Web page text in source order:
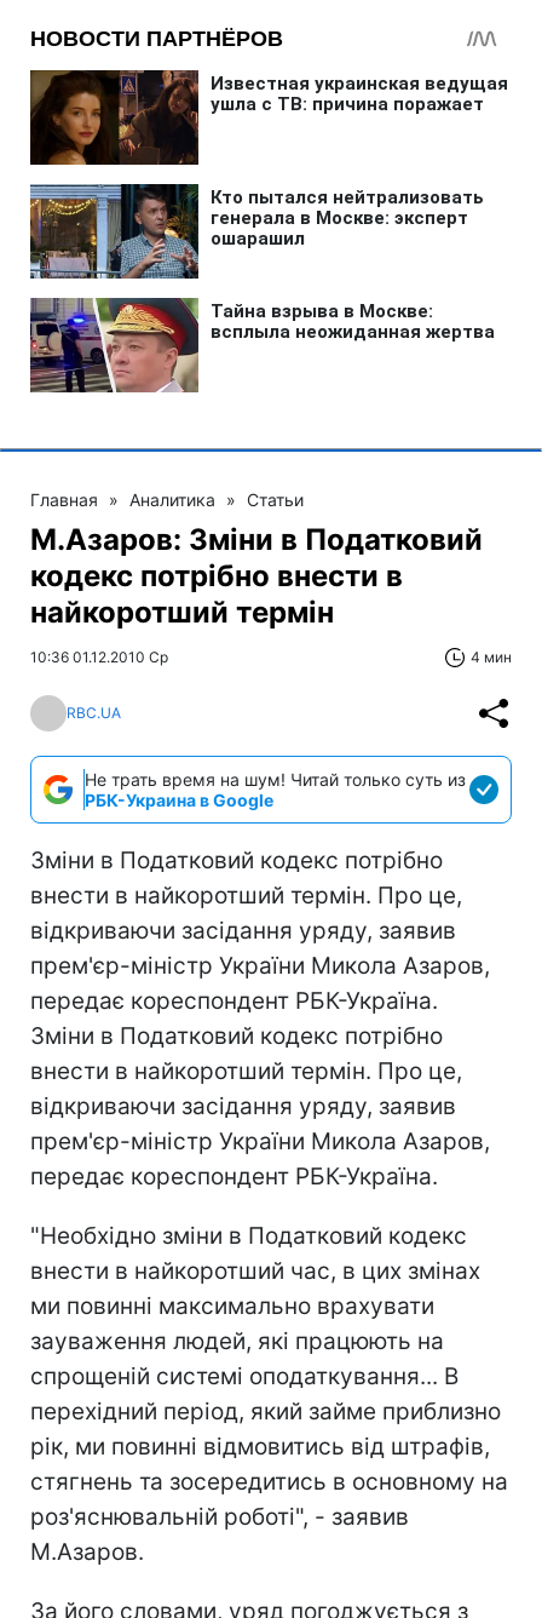
Главная » Аналитика » Статьи
М.Азаров: Зміни в Податковий
кодекс потрібно внести в
найкоротший термін
10:36 01.12.2010 Ср 4 мин
RBC.UA
Не трать время на шум! Читай только суть из
РБК-Украина в Google
Зміни в Податковий кодекс потрібно
внести в найкоротший термін. Про це,
відкриваючи засідання уряду, заявив
прем'єр-міністр України Микола Азаров,
передає кореспондент РБК-Україна.
Зміни в Податковий кодекс потрібно
внести в найкоротший термін. Про це,
відкриваючи засідання уряду, заявив
прем'єр-міністр України Микола Азаров,
передає кореспондент РБК-Україна.
"Необхідно зміни в Податковий кодекс
внести в найкоротший час, в цих змінах
ми повинні максимально врахувати
зауваження людей, які працюють на
спрощеній системі оподаткування... В
перехідний період, який займе приблизно
рік, ми повинні відмовитись від штрафів,
стягнень та зосередитись в основному на
роз'яснювальній роботі", - заявив
М.Азаров.
За його словами, уряд погоджується з